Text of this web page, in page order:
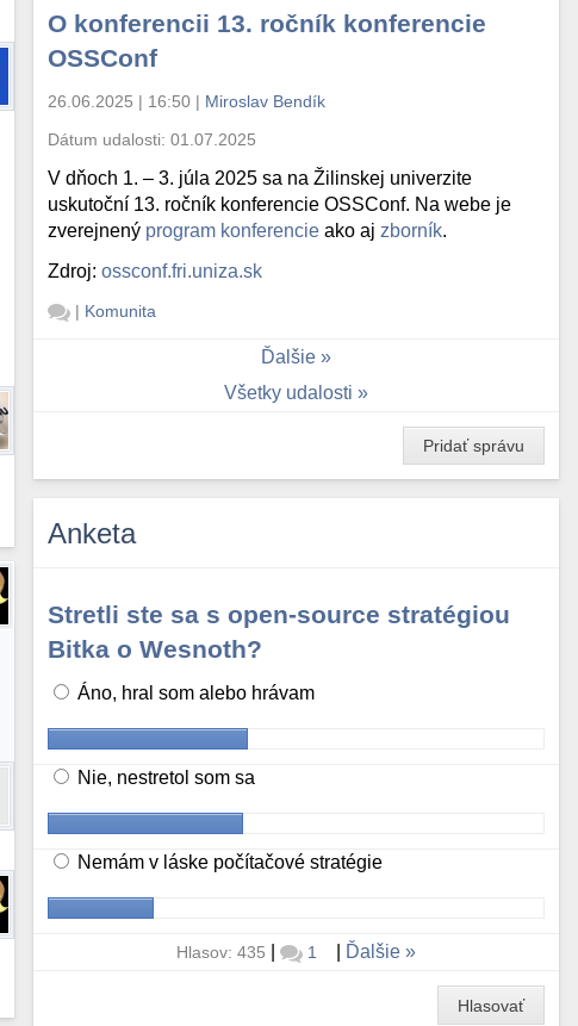
O konferencii 13. ročník konferencie
OSSConf
26.06.2025 | 16:50 | Miroslav Bendík
Dátum udalosti:01.07.2025
V dňoch 1. – 3. júla 2025 sa na Žilinskej univerzite
uskutoční 13. ročník konferencie OSSConf. Na webe je
zverejnený program konferencie ako aj zborník.
Zdroj:ossconf.fri.uniza.sk
| Komunita
Ďalšie
Všetky udalosti
Pridať správu
Anketa
Stretli ste sa s open-source stratégiou
Bitka o Wesnoth?
Áno, hral som alebo hrávam
Nie, nestretol som sa
Nemám v láske počítačové stratégie
Hlasov: 435 | 1 Ďalšie
Hlasovať